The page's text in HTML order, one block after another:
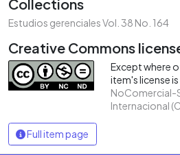
Collections
Estudios gerenciales Vol. 38 No. 164
Creative Commons
Except where
item's license
NoComercial-
Internacional
Full item page